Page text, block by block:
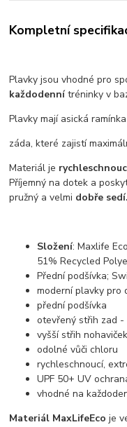
Kompletní
Plavky jsou vhodné pro
každodennítréninky v
Plavky mají asická
záda, které zajistí
Materiál je
Příjemný na dotek a
pružný a velmi dobře sedí.
Složení: Maxlife
51% Recycled
Přední podšívka;
moderní plavky pro
přední podšívka
otevřený střih zad
vyšší střih nohaviček
odolné vůči chloru
rychleschnoucí,
UPF 50+ UV
vhodné na
Materiál MaxLifeEco je